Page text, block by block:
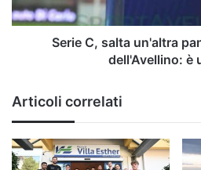
dell'Avellino: è ufficiale
Serie C, salta un'altra
dell'Avellino: è
Articoli correlati